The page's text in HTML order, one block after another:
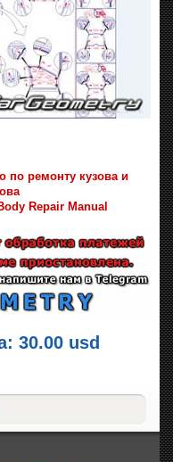
по ремонту кузова и
Repair Manual
30.00 usd